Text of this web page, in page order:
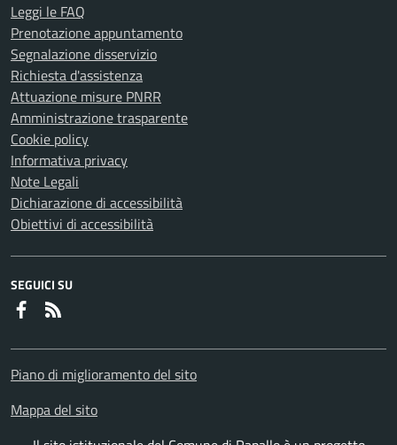
Leggi le FAQ
Prenotazione appuntamento
Segnalazione disservizio
Richiesta d'assistenza
Attuazione misure PNRR
Amministrazione trasparente
Cookie policy
Informativa privacy
Note Legali
Dichiarazione di accessibilità
Obiettivi di accessibilità
SEGUICI SU
Faceboook
Piano di miglioramento del sito
Mappa del sito